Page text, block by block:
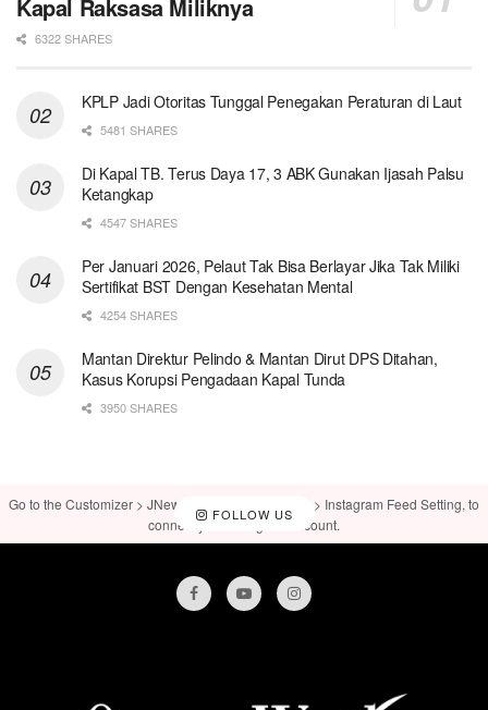
Kapal Raksasa Miliknya
6322 SHARES
KPLP Jadi Otoritas Tunggal Penegakan Peraturan di Laut
5481 SHARES
Di Kapal TB. Terus Daya 17, 3 ABK Gunakan Ijasah Palsu
Ketangkap
4547 SHARES
Per Januari 2026, Pelaut Tak Bisa Berlayar Jika Tak Miliki
Sertifikat BST Dengan Kesehatan Mental
4254 SHARES
Mantan Direktur Pelindo & Mantan Dirut DPS Ditahan,
Kasus Korupsi Pengadaan Kapal Tunda
3950 SHARES
FOLLOW US
Go to the Customizer > JNews : Social, Like & View > Instagram Feed Setting, to
connect your Instagram account.